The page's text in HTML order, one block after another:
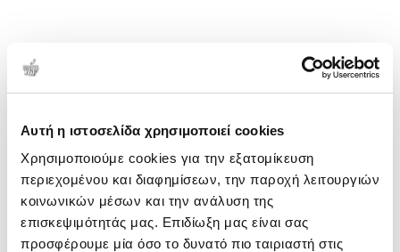
Αυτή η ιστοσελίδα χρησιμοποιεί cookies
Χρησιμοποιούμε cookies για την εξατομίκευση
περιεχομένου και διαφημίσεων, την παροχή λειτουργιών
κοινωνικών μέσων και την ανάλυση της
επισκεψιμότητάς μας. Επιδίωξη μας είναι σας
προσφέρουμε μία όσο το δυνατό πιο ταιριαστή στις